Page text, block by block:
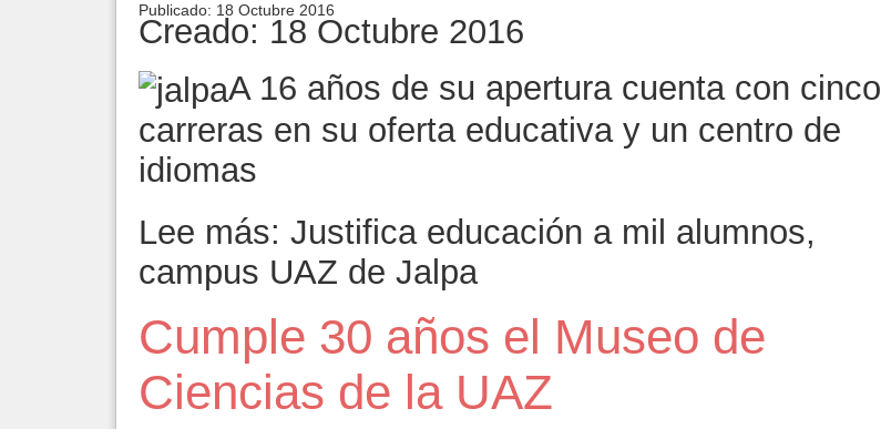
Publicado: 18 Octubre 2016
Creado: 18 Octubre 2016
A 16 años de su apertura cuenta con cinco
carreras en su oferta educativa y un centro de
idiomas
Lee más: Justifica educación a mil alumnos,
campus UAZ de Jalpa
Cumple 30 años el Museo de
Ciencias de la UAZ